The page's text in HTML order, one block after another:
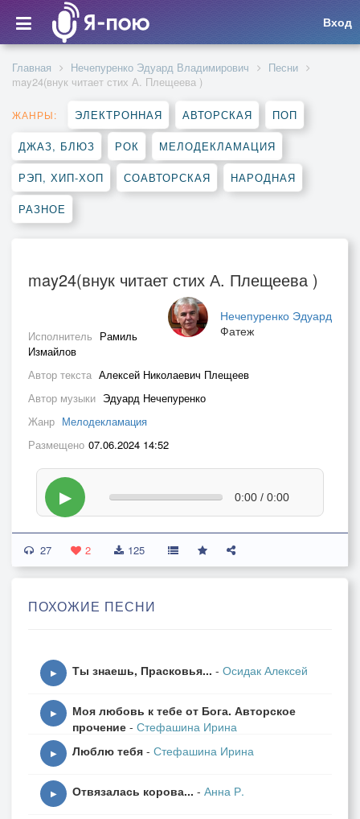
Вход
Главная Нечепуренко Эдуард Владимирович
Песни
may24(внук читает стих А. Плещеева )
ЖАНРЫ: ЭЛЕКТРОННАЯ АВТОРСКАЯ ПОП
ДЖАЗ, БЛЮЗ РОК МЕЛОДЕКЛАМАЦИЯ
РЭП, ХИП-ХОП СОАВТОРСКАЯ НАРОДНАЯ
РАЗНОЕ
may24(внук читает стих А. Плещеева )
Нечепуренко Эдуард
Фатеж
Исполнитель Рамиль
Измайлов
Автор текста Алексей Николаевич Плещеев
Автор музыки Эдуард Нечепуренко
Жанр Мелодекламация
Размещено 07.06.2024 14:52
▶ 0:00 / 0:00
27 2 125
ПОХОЖИЕ ПЕСНИ
▶ Ты знаешь, Прасковья... - Осидак Алексей
▶
Моя любовь к тебе от Бога. Авторское
прочение - Стефашина Ирина
▶ Люблю тебя - Стефашина Ирина
▶ Отвязалась корова... - Анна Р.